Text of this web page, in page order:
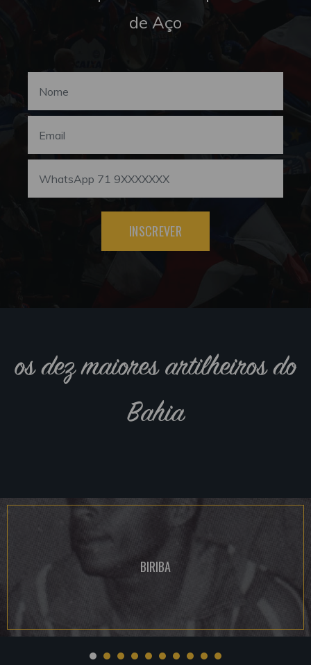
de Aço
INSCREVER
os dez maiores artilheiros do
Bahia
BIRIBA